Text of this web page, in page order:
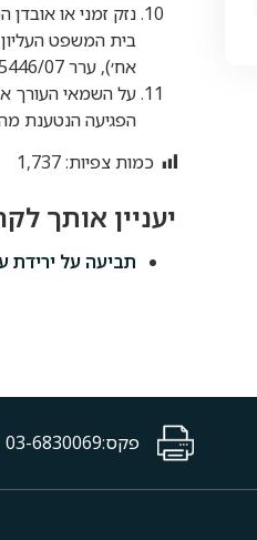
אח׳), ערר 95446/07, אשר אלי ורחל נ׳ הוועדה המקומית לתכנון ובניה תל אביב)
על השמאי העורך
הפגיעה הנטענת
כמות צפיות:1,737
תביעה על
פקס:03-6830069